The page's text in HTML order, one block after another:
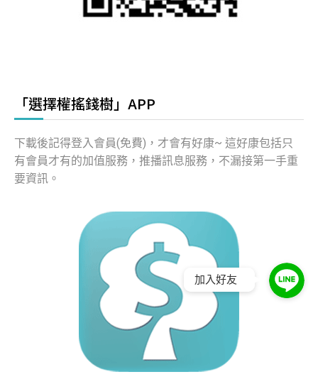
「選擇權搖錢樹」APP
下載後記得登入會員(免費)，才會有好康~ 這好康包括只
有會員才有的加值服務，推播訊息服務，不漏接第一手重
要資訊。
加入好友